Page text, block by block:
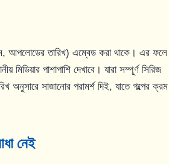
আপলোডের তারিখ) এম্বেড করা থাকে। এর ফলে
পাশাপাশি দেখাবে। যারা সম্পূর্ণ সিরিজ
অনুসারে সাজানোর পরামর্শ দিই, যাতে গল্পের ক্রম
নেই